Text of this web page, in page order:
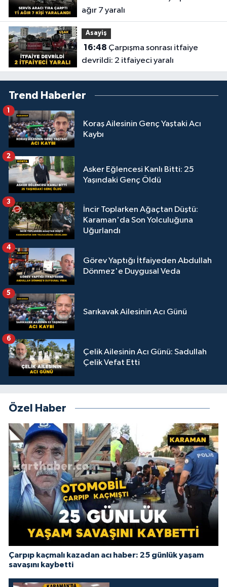
ağır 7 yaralı
Asayiş
16:48
devrildi: 2 itfaiyeci yaralı
Trend Haberler
Koraş Ailesinin Genç Yaştaki Acı
Kaybı
1
Asker Eğlencesi Kanlı Bitti: 25
Yaşındaki Genç Öldü
2
İncir Toplarken Ağaçtan Düştü:
Karaman'da Son Yolculuğuna
Uğurlandı
3
Görev Yaptığı İtfaiyeden Abdullah
Dönmez'e Duygusal Veda
4
Sarıkavak Ailesinin Acı Günü
5
Çelik Ailesinin Acı Günü: Sadullah
Çelik Vefat Etti
6
Özel Haber
Çarpıp kaçmalı kazadan acı haber: 25 günlük yaşam
savaşını kaybetti